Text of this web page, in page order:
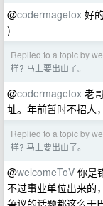
@codermagefox 好
)
Replied to a topic by
样? 马上要出山了。
@codermagefox 老
址。年前暂时不招人
Replied to a topic by
样? 马上要出山了。
@welcomeToV 你是
不过事业单位出来的
争议的话题都这么